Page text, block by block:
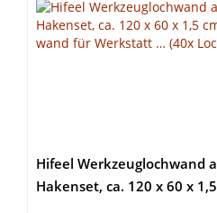
Hifeel Werkzeuglochwand
Hakenset, ca. 120 x 60 x
Loch-wand für Werkstatt …